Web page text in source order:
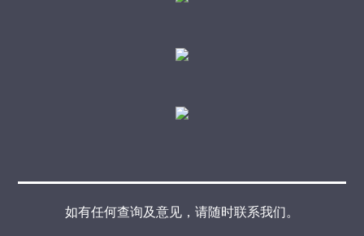
如有任何查询及意见，请随时联系我们。